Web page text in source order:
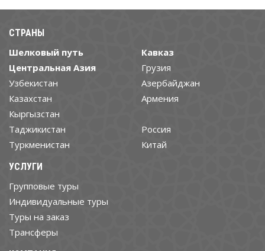
СТРАНЫ
Шелковый путь
Центральная Азия
Узбекистан
Казахстан
Кыргызстан
Таджикистан
Туркменистан
Кавказ
Грузия
Азербайджан
Армения
Россия
Китай
УСЛУГИ
Групповые туры
Индивидуальные туры
Туры на заказ
Трансферы